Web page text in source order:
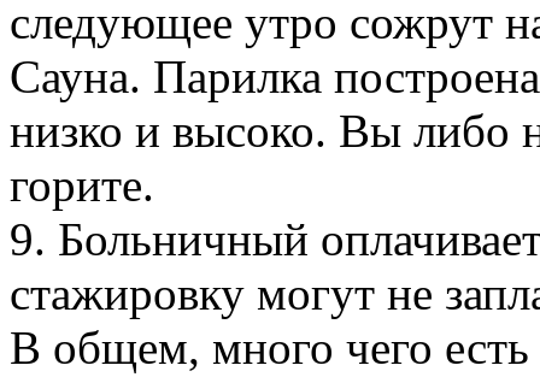
следующее утро сожрут
Сауна. Парилка
низко и высоко. Вы либо
горите.
9. Больничный
стажировку могут не
В общем, много чего есть